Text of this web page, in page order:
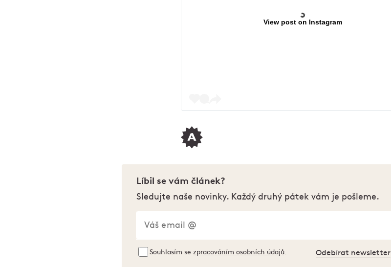
View post on Instagram
Líbil se vám článek?
Sledujte naše novinky. Každý druhý pátek vám je pošleme.
Odebírat newsletter
Souhlasím se zpracováním osobních údajů